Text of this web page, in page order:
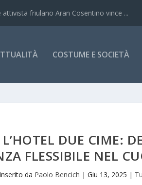
friulano Aran Cosentino vince ...
COSTUME E SOCIETÀ
DUE CIME:
FLESSIBILE NEL
Inserito da Paolo Bencich |Giu 13, 2025 |